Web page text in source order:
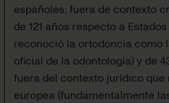
españoles; fuera de contexto
de 121 años respecto a
reconoció la ortodoncia como
oficial de la odontología) y de
fuera del contexto jurídico
europea (fundamentalmente